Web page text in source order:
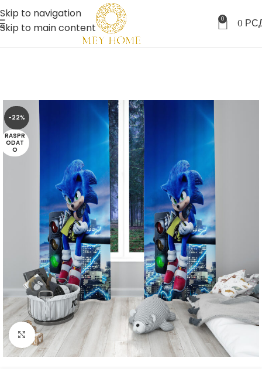
Skip to navigation
Skip to main content
0 0
-22%
RASPR
ODAT
O
Kliknite za uvećanje